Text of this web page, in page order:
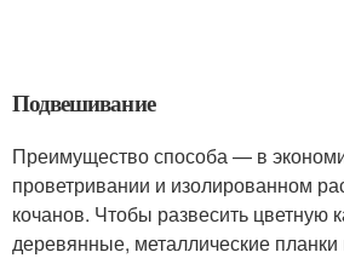
Подвешивание
Преимущество способа — в
проветривании и изолированном
кочанов. Чтобы развесить цветную
деревянные, металлические планки